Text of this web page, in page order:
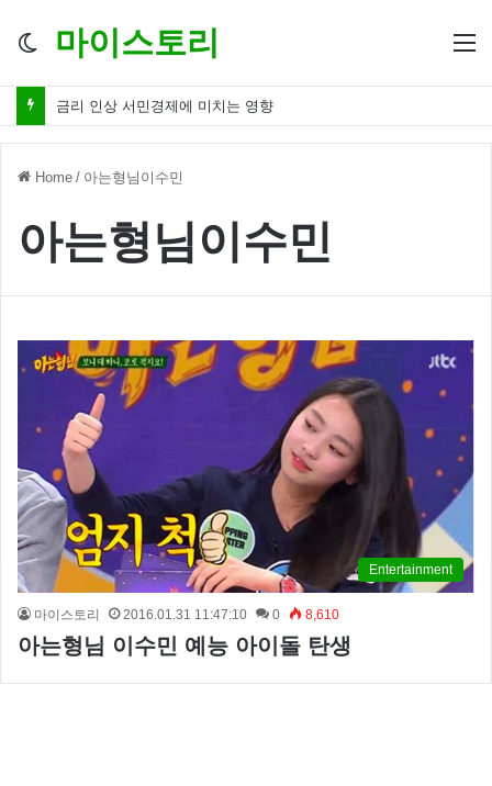
Switch
마이스토리
금리 인상 서민경제에 미치는 영향
Home / 아는형님이수민
아는형님이수민
Entertainment
마이스토리 2016.01.31 11:47:10 0 8,610
아는형님 이수민 예능 아이돌 탄생